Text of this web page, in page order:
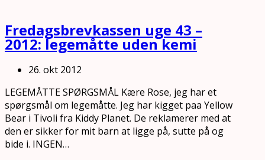
Fredagsbrevkassen uge 43 –
2012: legemåtte uden kemi
26. okt 2012
LEGEMÅTTE SPØRGSMÅL Kære Rose, jeg har et
spørgsmål om legemåtte. Jeg har kigget paa Yellow
Bear i Tivoli fra Kiddy Planet. De reklamerer med at
den er sikker for mit barn at ligge på, sutte på og
bide i. INGEN…